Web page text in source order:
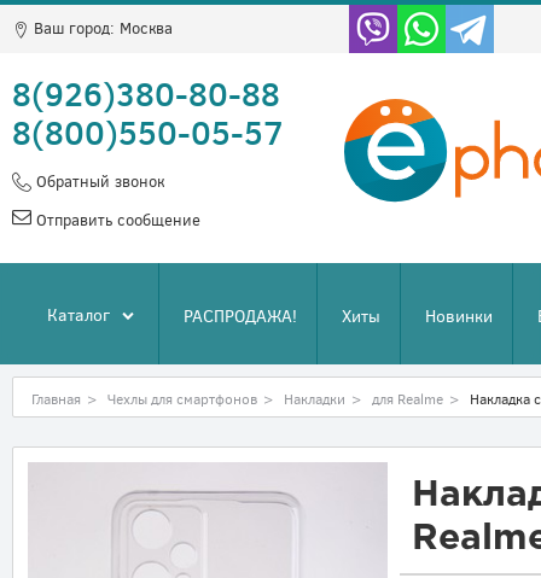
Ваш город: Москва
8(926)380-80-88
8(800)550-05-57
Обратный звонок
Отправить сообщение
Каталог РАСПРОДАЖА! Хиты Новинки
Главная > Чехлы для смартфонов > Накладки > для Realme > Накладка